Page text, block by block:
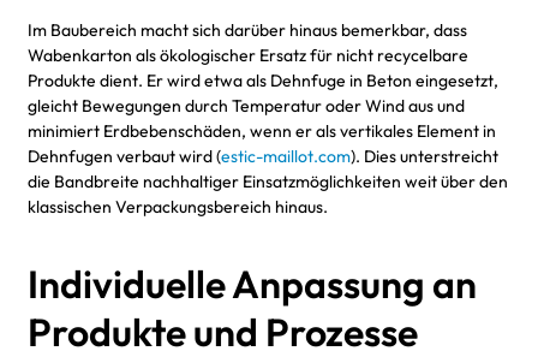
Im Baubereich macht sich darüber hinaus bemerkbar, dass
Wabenkarton als ökologischer Ersatz für nicht recycelbare
Produkte dient. Er wird etwa als Dehnfuge in Beton eingesetzt,
gleicht Bewegungen durch Temperatur oder Wind aus und
minimiert Erdbebenschäden, wenn er als vertikales Element in
Dehnfugen verbaut wird (estic-maillot.com). Dies unterstreicht
die Bandbreite nachhaltiger Einsatzmöglichkeiten weit über den
klassischen Verpackungsbereich hinaus.
Individuelle Anpassung an
Produkte und Prozesse